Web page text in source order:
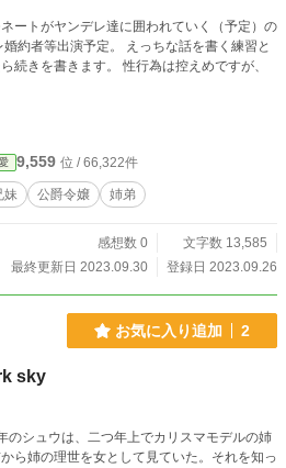
ートがヤンデレ達に囲われていく（予定）の
約者等出演予定。 えっちな話を書く練習と
続きを書きます。 性行為は控えめですが、
9,559 位 / 66,322件
妹 公爵令嬢 姉弟
感想数 0
文字数 13,585
最終更新日 2023.09.30
登録日 2023.09.26
お気に入り追加 2
sky
のシュウは、二つ年上でカリスマモデルの姉
ら姉の理世を女として見ていた。それを知っ